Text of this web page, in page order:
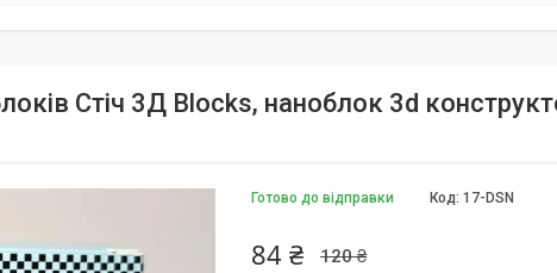
Стіч 3Д Blocks, наноблок 3d
Готово до відправки Код: 17-DSN
120 ₴
84 ₴